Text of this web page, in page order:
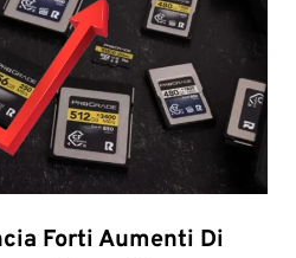
Forti Aumenti Di